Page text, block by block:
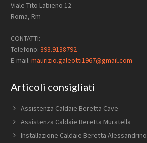
Viale Tito Labieno 12
Roma, Rm
CONTATTI:
Telefono:393.9138792
E-mail:maurizio.galeotti1967@gmail.com
Articoli consigliati
Assistenza Caldaie Beretta Cave
Assistenza Caldaie Beretta Muratella
Installazione Caldaie Beretta Alessandrino